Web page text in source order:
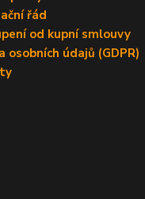
řád
od kupní smlouvy
osobních údajů (GDPR)